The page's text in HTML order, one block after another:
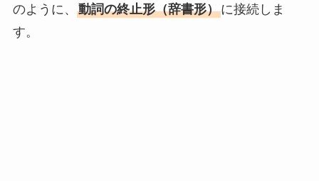
のように、 動詞の終止形（辞書形）に接続しま
す。